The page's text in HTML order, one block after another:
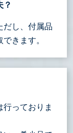
？
だし、付属品
きます。
っておりま